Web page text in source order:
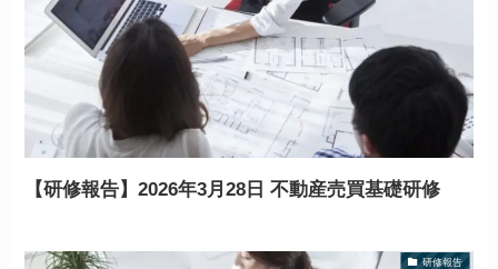
【研修報告】2026年3月28日 不動産売買基礎研修
研修報告